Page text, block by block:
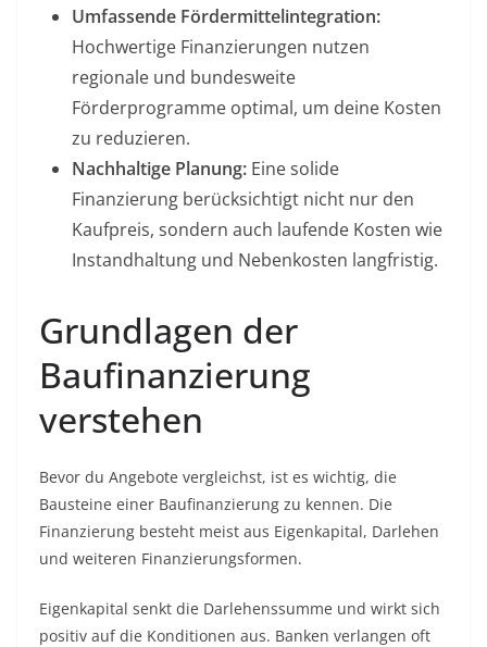
Umfassende Fördermittelintegration:
Hochwertige Finanzierungen nutzen
regionale und bundesweite
Förderprogramme optimal, um deine Kosten
zu reduzieren.
Nachhaltige Planung: Eine solide
Finanzierung berücksichtigt nicht nur den
Kaufpreis, sondern auch laufende Kosten wie
Instandhaltung und Nebenkosten langfristig.
Grundlagen der
Baufinanzierung
verstehen
Bevor du Angebote vergleichst, ist es wichtig, die
Bausteine einer Baufinanzierung zu kennen. Die
Finanzierung besteht meist aus Eigenkapital, Darlehen
und weiteren Finanzierungsformen.
Eigenkapital senkt die Darlehenssumme und wirkt sich
positiv auf die Konditionen aus. Banken verlangen oft